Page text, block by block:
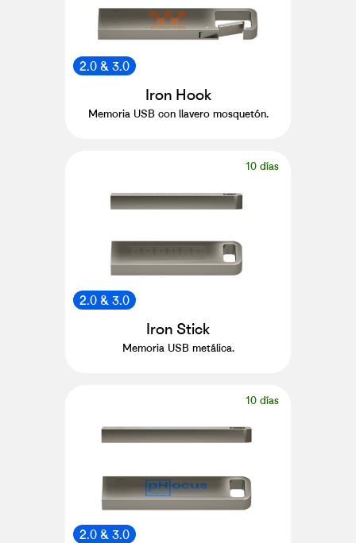
2.0 & 3.0
Iron Hook
Memoria USB con llavero mosquetón.
10 días
2.0 & 3.0
Iron Stick
Memoria USB metálica.
10 días
2.0 & 3.0